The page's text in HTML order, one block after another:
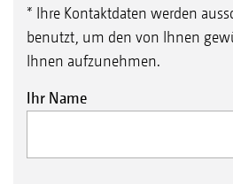
* Ihre Kontaktdaten werden
benutzt, um den von Ihnen
Ihnen aufzunehmen.
Ihr Name